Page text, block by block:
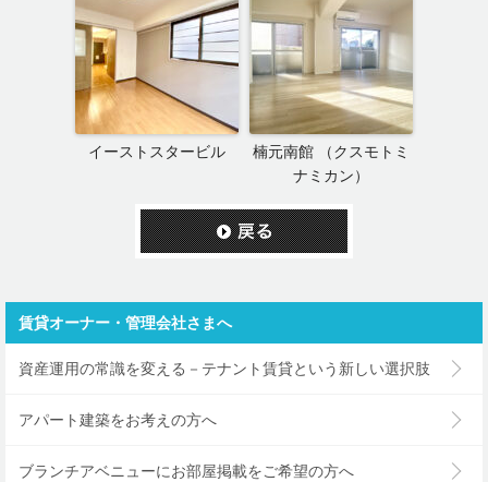
イーストスタービル
楠元南館 （クスモトミ
ナミカン）
賃貸オーナー・管理会社さまへ
資産運用の常識を変える－テナント賃貸という新しい選択肢
アパート建築をお考えの方へ
ブランチアベニューにお部屋掲載をご希望の方へ